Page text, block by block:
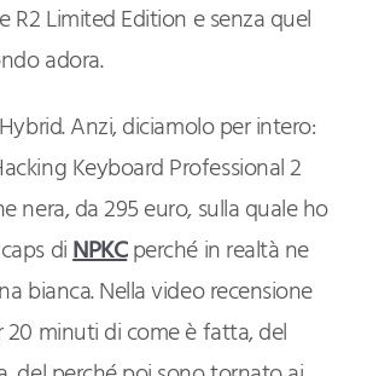
R2 Limited Edition e senza quel
adora.
Anzi, diciamolo per intero:
Keyboard Professional 2
nera, da 295 euro, sulla quale ho
diNPKCperché in realtà ne
bianca. Nella video recensione
minuti di come è fatta, del